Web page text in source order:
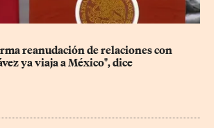
reanudación de relaciones con
ya viaja a México", dice